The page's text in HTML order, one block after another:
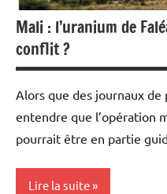
Mali : l’uranium de
conflit ?
Alors que des journaux
entendre que l’opération
pourrait être en partie
Lire la suite